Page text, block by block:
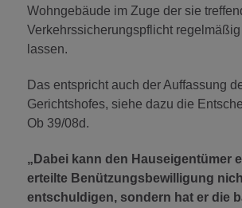
Wohngebäude im Zuge der sie
Verkehrssicherungspflicht
lassen.
Das entspricht auch der Auffassung
Gerichtshofes, siehe dazu die
Ob 39/08d.
„Dabei kann den Hauseigentümer
erteilte Benützungsbewilligung
entschuldigen, sondern hat er die